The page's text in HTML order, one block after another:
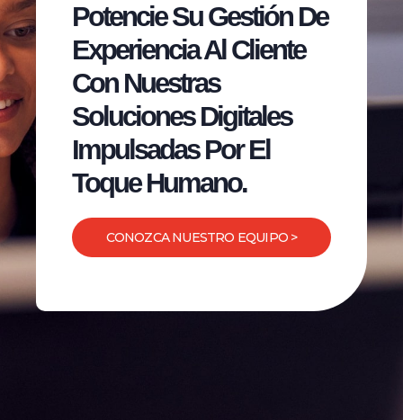
Potencie Su Gestión De
Experiencia Al Cliente
Con Nuestras
Soluciones Digitales
Impulsadas Por El
Toque Humano.
CONOZCA NUESTRO EQUIPO >